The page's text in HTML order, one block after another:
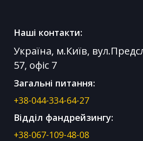
Наші контакти:
Україна, м.Київ,
57, офіс 7
Загальні питання:
+38-044-334-64-27
Відділ фандрейзингу:
+38-067-109-48-08